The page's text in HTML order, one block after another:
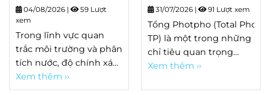
PHÂN TÍCH LÀ GÌ?
NGUYÊN NHÂN, DẤU
HIỆU VÀ CÁCH KHẮC
PHỤC
04/08/2026 |
59 Lượt
xem
Trong lĩnh vực quan
trắc môi trường và phân
tích nước, độ chính xác
của thiết bị quyết định
trực tiếp đến chất
Xem thêm ››
BẰNG HACH EZ SERIES
31/07/2026 | 91 Lượt xem
Tổng Photpho (Total
TP) là một trong những
chỉ tiêu quan trọng
trong quan trắc nước
Xem thêm ››